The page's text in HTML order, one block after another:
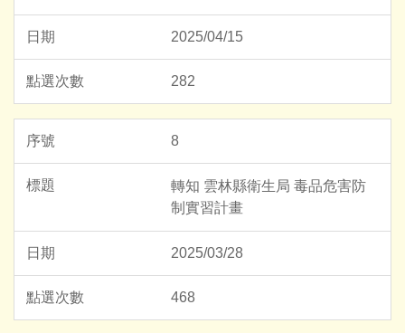
2025/04/15
282
8
轉知 雲林縣衛生局 毒品危害防
制實習計畫
2025/03/28
468